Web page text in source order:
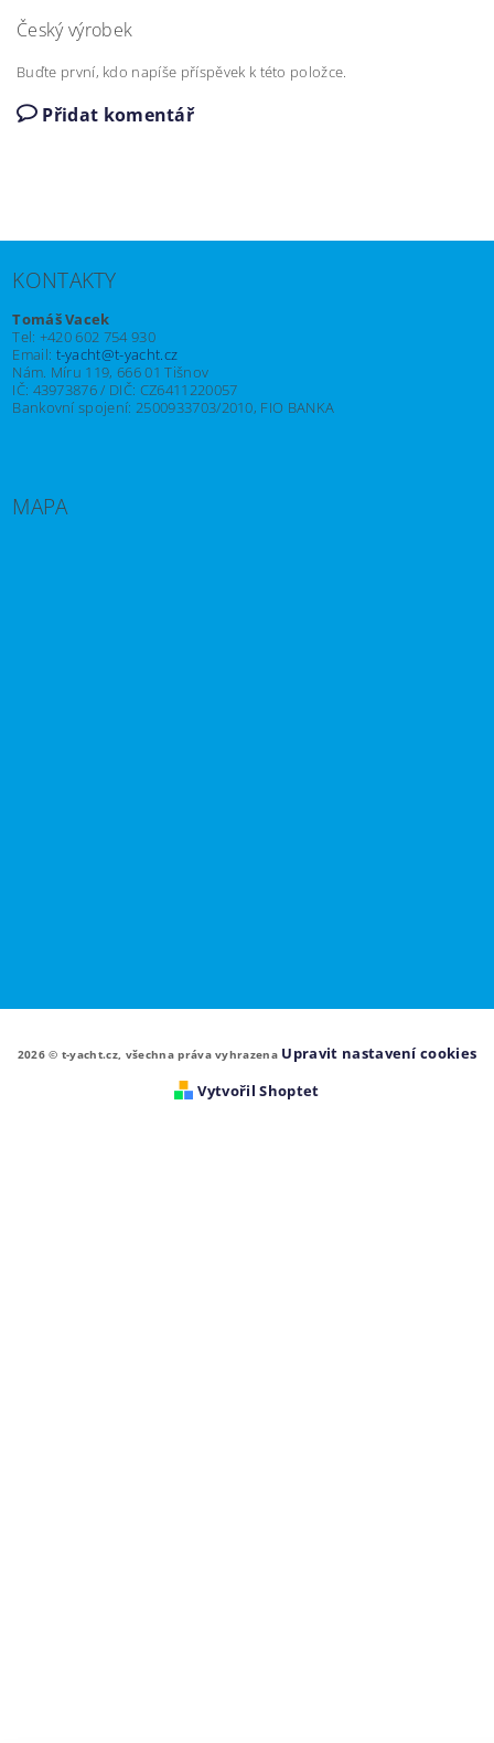
Český výrobek
Buďte první, kdo napíše příspěvek k této položce.
Přidat komentář
KONTAKTY
Tomáš Vacek
Tel: +420 602 754 930
Email: t-yacht@t-yacht.cz
Nám. Míru 119, 666 01 Tišnov
IČ: 43973876 / DIČ: CZ6411220057
Bankovní spojení: 2500933703/2010, FIO BANKA
MAPA
2026 © t-yacht.cz, všechna práva vyhrazena Upravit nastavení cookies
Vytvořil Shoptet